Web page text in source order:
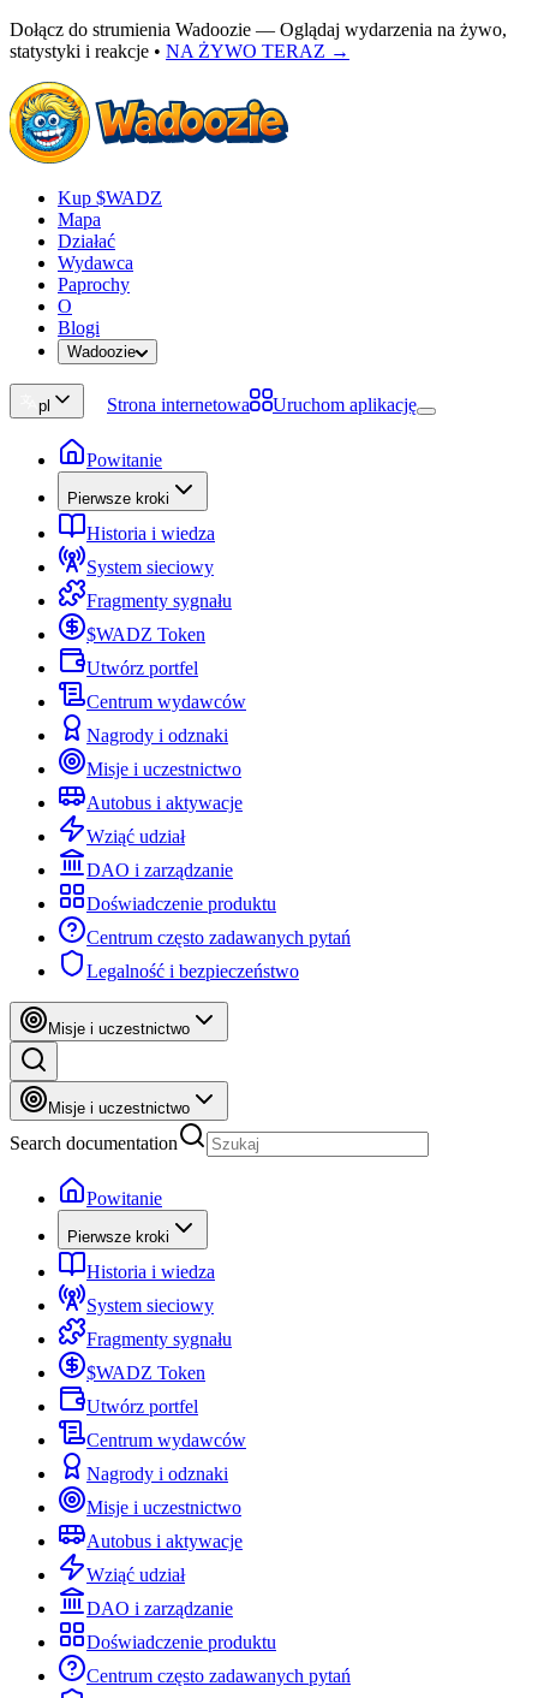
Dołącz do strumienia Wadoozie — Oglądaj wydarzenia na żywo,
statystyki i reakcje • NA ŻYWO TERAZ →
Kup $WADZ
Mapa
Działać
Wydawca
Paprochy
O
Blogi
Wadoozie
pl Strona internetowa Uruchom aplikację
Powitanie
Pierwsze kroki
Historia i wiedza
System sieciowy
Fragmenty sygnału
$WADZ Token
Utwórz portfel
Centrum wydawców
Nagrody i odznaki
Misje i uczestnictwo
Autobus i aktywacje
Wziąć udział
DAO i zarządzanie
Doświadczenie produktu
Centrum często zadawanych pytań
Legalność i bezpieczeństwo
Misje i uczestnictwo
Misje i uczestnictwo
Search documentation
Powitanie
Pierwsze kroki
Historia i wiedza
System sieciowy
Fragmenty sygnału
$WADZ Token
Utwórz portfel
Centrum wydawców
Nagrody i odznaki
Misje i uczestnictwo
Autobus i aktywacje
Wziąć udział
DAO i zarządzanie
Doświadczenie produktu
Centrum często zadawanych pytań